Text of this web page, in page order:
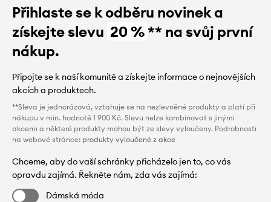
Přihlaste se k odběru novinek a
získejte slevu 20 %** na svůj první
nákup.
Připojte se k naší komunitě a získejte informace o nejnovějších
akcích a produktech.
**Sleva je jednorázová, vztahuje se na nezlevněné produkty a platí při
nákupu v min. hodnotě 1 900 Kč. Slevu nelze kombinovat s jinými
akcemi a některé produkty mohou být ze slevy vyloučeny. Podrobnosti
na webové stránce: produkty vyloučené z akce
Chceme, aby do vaší schránky přicházelo jen to, co vás
opravdu zajímá. Řekněte nám, zda vás zajímá:
Dámská móda